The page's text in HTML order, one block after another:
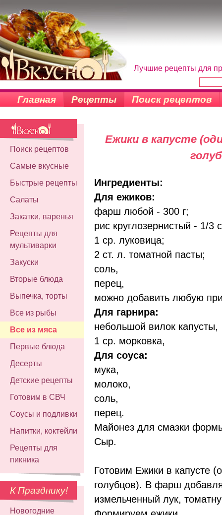
Лучшие рецепты для
Главная Рецепты Поиск рецептов
Поиск рецептов
Самые вкусные
Быстрые рецепты
Салаты
Закатки, варенья
Рецепты для
мультиварки
Закуски
Вторые блюда
Выпечка, торты
Все из рыбы
Все из мяса
Первые блюда
Десерты
Детские рецепты
Готовим в СВЧ
Соусы и подливки
Напитки, коктейли
Рецепты для
пикника
К Празднику!
Новогодние
Ежики в капусте
Ингредиенты:
Для ежиков:
фарш любой - 300 г;
рис круглозернистый - 1/3
1 ср. луковица;
2 ст. л. томатной пасты;
соль,
перец,
можно добавить любую
Для гарнира:
небольшой вилок капусты,
1 ср. морковка,
Для соуса:
мука,
молоко,
соль,
перец.
Майонез для смазки
Сыр.
Готовим Ежики в капусте
голубцов). В фарш
измельченный лук,